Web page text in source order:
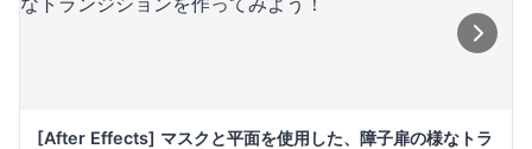
[After Effects] マスクと平面を使用した、障子扉の様なトラ